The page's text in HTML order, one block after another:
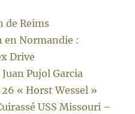
de Reims
en Normandie :
Drive
Pujol Garcia
« Horst Wessel »
USS Missouri –